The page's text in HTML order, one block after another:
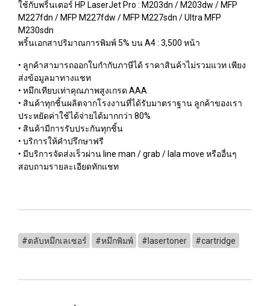
ใช้กับพริ้นเตอร์ HP LaserJet Pro : M203dn / M203dw / MFP
M227fdn / MFP M227fdw / MFP M227sdn / Ultra MFP
M230sdn
พริ้นเอกสาปริมาณการพิมพ์ 5% บน A4 : 3,500 หน้า
• ลูกค้าสามารถออกใบกำกับภาษีได้ ราคาสินค้าไม่รวมแวท เพียง
ส่งข้อมูลมาทางแชท
• หมึกเทียบเท่าคุณภาพสูงเกรด AAA
• สินค้าทุกชิ้นผลิตจากโรงงานที่ได้รับมาตราฐาน ลูกค้าของเรา
ประหยัดค่าใช้ได้จ่ายได้มากกว่า 80%
• สินค้ามีการรับประกันทุกชิ้น
• บริการให้คำปรึกษาฟรี
• มีบริการจัดส่งเร็วผ่าน line man / grab / lala move หรืออื่นๆ
สอบถามรายละเอียดทักแชท
#ตลับหมึกเลเซอร์ #หมึกพิมพ์ #lasertoner #cartridge